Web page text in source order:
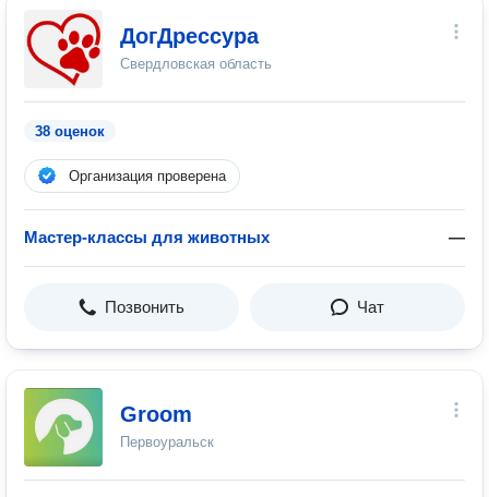
ДогДрессура
Свердловская область
38 оценок
Организация проверена
Мастер-классы для животных —
Позвонить Чат
Groom
Первоуральск